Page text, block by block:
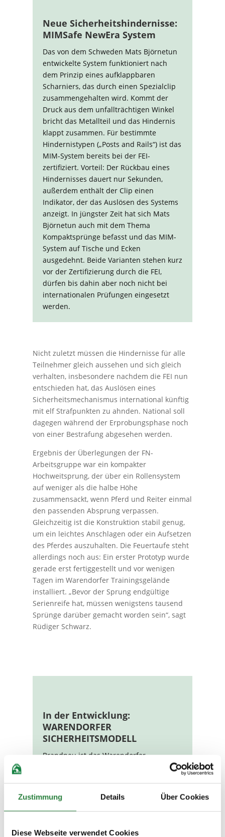
Zustimmung Details Über Cookies
Diese Webseite verwendet Cookies
Neue Sicherheitshindernisse:
MIMSafe NewEra System
Das von dem Schweden Mats Björnetun
entwickelte System funktioniert nach
dem Prinzip eines aufklappbaren
Scharniers, das durch einen Spezialclip
zusammengehalten wird. Kommt der
Druck aus dem unfallträchtigen Winkel
bricht das Metallteil und das Hindernis
klappt zusammen. Für bestimmte
Hindernistypen („Posts and Rails“) ist das
MIM-System bereits bei der FEI-
zertifiziert. Vorteil: Der Rückbau eines
Hindernisses dauert nur Sekunden,
außerdem enthält der Clip einen
Indikator, der das Auslösen des Systems
anzeigt. In jüngster Zeit hat sich Mats
Björnetun auch mit dem Thema
Kompaktsprünge befasst und das MIM-
System auf Tische und Ecken
ausgedehnt. Beide Varianten stehen kurz
vor der Zertifizierung durch die FEI,
dürfen bis dahin aber noch nicht bei
internationalen Prüfungen eingesetzt
werden.
Nicht zuletzt müssen die Hindernisse für alle
Teilnehmer gleich aussehen und sich gleich
verhalten, insbesondere nachdem die FEI nun
entschieden hat, das Auslösen eines
Sicherheitsmechanismus international künftig
mit elf Strafpunkten zu ahnden. National soll
dagegen während der Erprobungsphase noch
von einer Bestrafung abgesehen werden.
Ergebnis der Überlegungen der FN-
Arbeitsgruppe war ein kompakter
Hochweitsprung, der über ein Rollensystem
auf weniger als die halbe Höhe
zusammensackt, wenn Pferd und Reiter einmal
den passenden Absprung verpassen.
Gleichzeitig ist die Konstruktion stabil genug,
um ein leichtes Anschlagen oder ein Aufsetzen
des Pferdes auszuhalten. Die Feuertaufe steht
allerdings noch aus: Ein erster Prototyp wurde
gerade erst fertiggestellt und vor wenigen
Tagen im Warendorfer Trainingsgelände
installiert. „Bevor der Sprung endgültige
Serienreife hat, müssen wenigstens tausend
Sprünge darüber gemacht worden sein“, sagt
Rüdiger Schwarz.
In der Entwicklung:
WARENDORFER
SICHERHEITSMODELL
Brandneu ist das Warendorfer
Schwarz und Chris Bartle gemeinsam mit
Ingenieuren der TH Aachen entwickelt